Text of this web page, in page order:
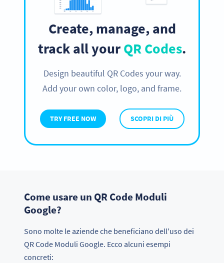
Create, manage, and
track all yourQR Codes.
Design beautiful QR Codes your way.
Add your own color, logo, and frame.
TRY FREE NOW SCOPRI DI PIÙ
Come usare un QR Code Moduli
Google?
Sono molte le aziende che beneficiano dell'uso dei
QR Code Moduli Google. Ecco alcuni esempi
concreti: